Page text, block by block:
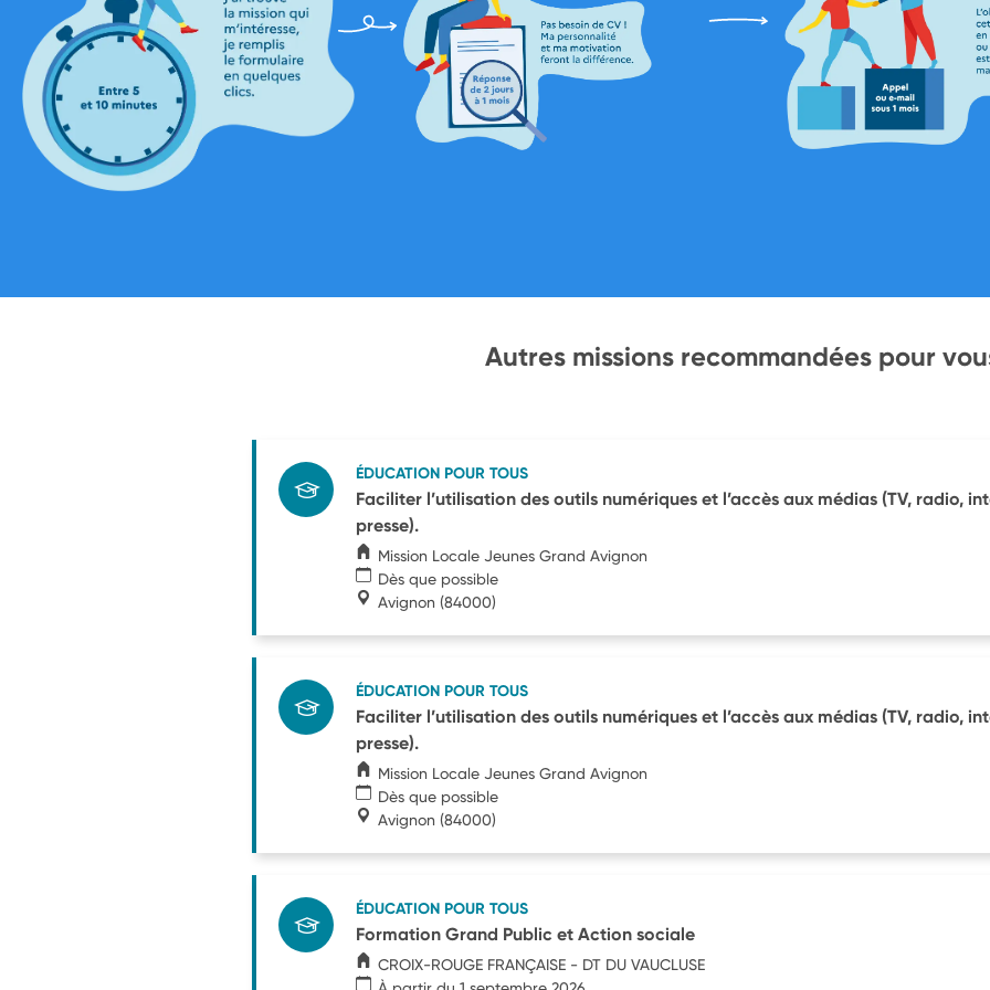
Autres missions recommandées pour
ÉDUCATION POUR TOUS
Faciliter l’utilisation des outils numériques et l’accès aux médias (TV, radio,
presse).
Mission Locale Jeunes Grand Avignon
Dès que possible
Avignon (84000)
ÉDUCATION POUR TOUS
Faciliter l’utilisation des outils numériques et l’accès aux médias (TV, radio,
presse).
Mission Locale Jeunes Grand Avignon
Dès que possible
Avignon (84000)
ÉDUCATION POUR TOUS
Formation Grand Public et Action sociale
CROIX-ROUGE FRANÇAISE - DT DU VAUCLUSE